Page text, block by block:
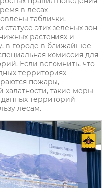
в лесах
таблички,
этих зелёных зон
растениях и
в городе в ближайшее
комиссия для
Если вспомнить, что
территориях
пожары,
такие меры
территорий
лесам.